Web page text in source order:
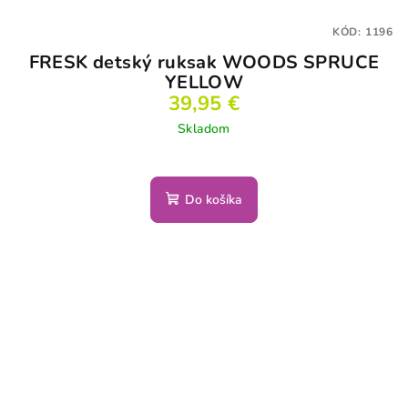
FRESK detský ruksak WOODS SPRUCE
YELLOW
39,95 €
Skladom
Do košíka
KÓD: 1196